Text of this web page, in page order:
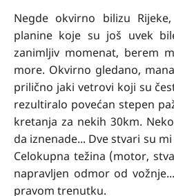
Negde okvirno bilizu
planine koje su još uvek
zanimljiv momenat, berem
more. Okvirno gledano,
prilično jaki vetrovi koji su
rezultiralo povećan stepen
kretanja za nekih 30km.
da iznenade... Dve stvari su
Celokupna težina (motor,
napravljen odmor od
pravom trenutku.